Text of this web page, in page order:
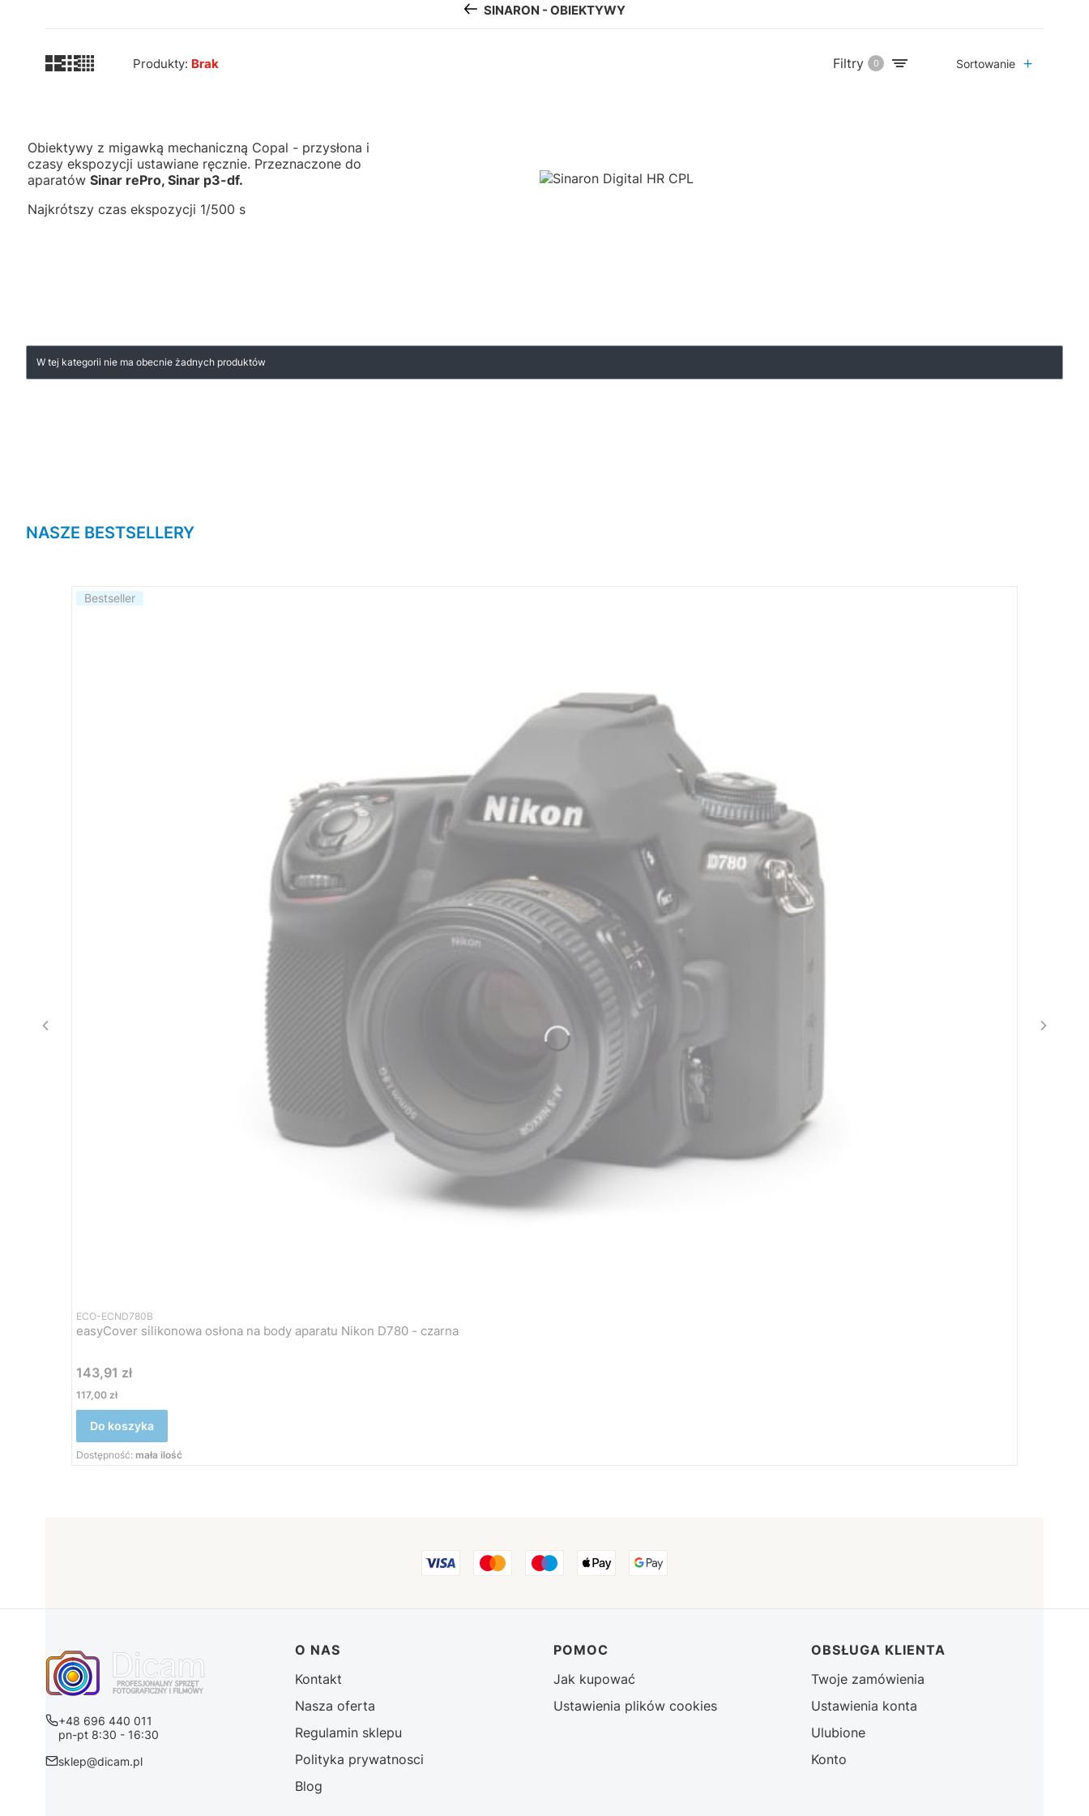
SINARON - OBIEKTYWY
Produkty: Brak Filtry 0 Sortowanie
Obiektywy z migawką mechaniczną Copal - przysłona i
czasy ekspozycji ustawiane ręcznie. Przeznaczone do
aparatów Sinar rePro, Sinar p3-df.
Najkrótszy czas ekspozycji 1/500 s
Lista produktów
W tej kategorii nie ma obecnie żadnych produktów
NASZE BESTSELLERY
Bestseller
ECO-ECND780B
easyCover silikonowa osłona na body aparatu Nikon D780 - czarna
Cena
143,91 zł
Cena
117,00 zł
Do koszyka
Dostępność: mała ilość
+48 696 440 011
pn-pt 8:30 - 16:30
sklep@dicam.pl
Linki w stopce
O NAS
Kontakt
Nasza oferta
Regulamin sklepu
Polityka prywatnosci
Blog
POMOC
Jak kupować
Ustawienia plików cookies
OBSŁUGA KLIENTA
Twoje zamówienia
Ustawienia konta
Ulubione
Konto